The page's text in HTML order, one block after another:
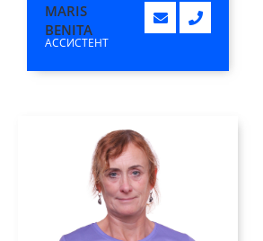
MARIS
BENITA
АССИСТЕНТ